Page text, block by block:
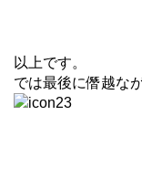
以上です。
では最後に僭越な